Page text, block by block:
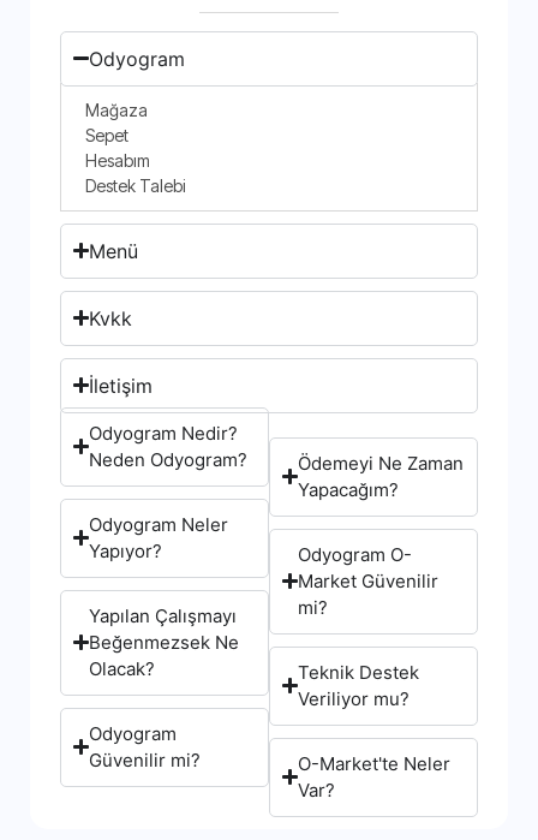
Odyogram
Mağaza
Sepet
Hesabım
Destek Talebi
Menü
Kvkk
İletişim
Odyogram Nedir?
Neden Odyogram?
Odyogram Neler
Yapıyor?
Yapılan Çalışmayı
Beğenmezsek Ne
Olacak?
Odyogram
Güvenilir mi?
Ödemeyi Ne Zaman
Yapacağım?
Odyogram O-
Market Güvenilir
mi?
Teknik Destek
Veriliyor mu?
O-Market'te Neler
Var?